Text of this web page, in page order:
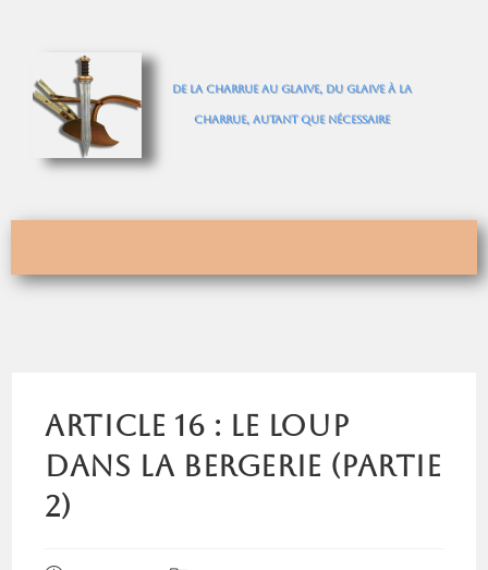
De la charrue au glaive, du glaive à la
charrue, autant que nécessaire
Article 16 : Le loup
dans la bergerie (Partie
2)